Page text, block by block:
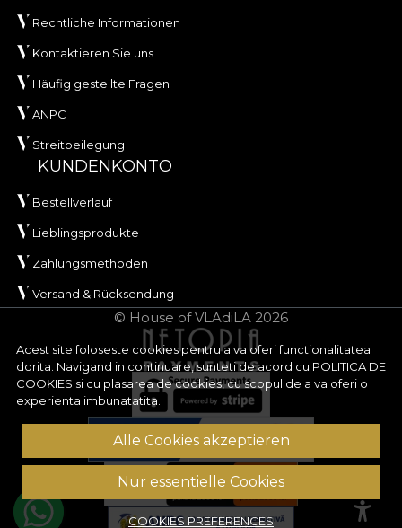
Acest site foloseste cookies pentru a va oferi functionalitatea
dorita. Navigand in continuare, sunteti de acord cu POLITICA DE
COOKIES si cu plasarea de cookies, cu scopul de a va oferi o
experienta imbunatatita.
Alle Cookies akzeptieren
Nur essentielle Cookies
COOKIES PREFERENCES
Rechtliche Informationen
Kontaktieren Sie uns
Häufig gestellte Fragen
ANPC
Streitbeilegung
KUNDENKONTO
Bestellverlauf
Lieblingsprodukte
Zahlungsmethoden
Versand & Rücksendung
© House of VLAdiLA 2026